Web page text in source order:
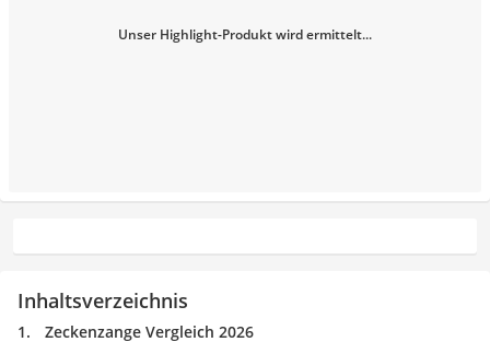
Unser Highlight-Produkt wird ermittelt...
Inhaltsverzeichnis
Zeckenzange Vergleich 2026